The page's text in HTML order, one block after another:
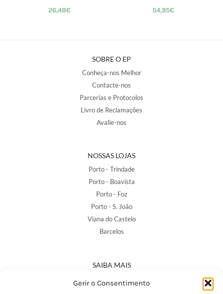
Gerir o Consentimento
26,48€ 54,95€
SOBRE O EP
Conheça-nos Melhor
Contacte-nos
Parcerias e Protocolos
Livro de Reclamações
Avalie-nos
NOSSAS LOJAS
Porto - Trindade
Porto - Boavista
Porto - Foz
Porto - S. João
Viana do Castelo
Barcelos
SAIBA MAIS
Política de Privacidade